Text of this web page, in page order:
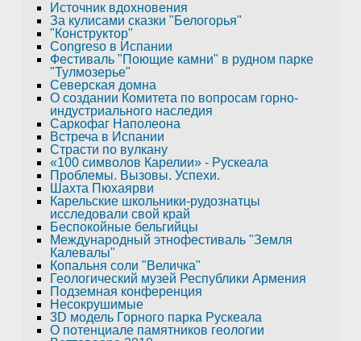
Источник вдохновения
За кулисами сказки "Белогорья"
"Конструктор"
Congreso в Испании
Фестиваль "Поющие камни" в рудном парке
"Тулмозерье"
Северская домна
О создании Комитета по вопросам горно-
индустриального наследия
Саркофаг Наполеона
Встреча в Испании
Страсти по вулкану
«100 символов Карелии» - Рускеала
Проблемы. Вызовы. Успехи.
Шахта Пюхаярви
Карельские школьники-рудознатцы
исследовали свой край
Беспокойные бельгийцы
Международный этнофестиваль "Земля
Калевалы"
Копальня соли "Величка"
Геологический музей Республики Армения
Подземная конференция
Несокрушимые
3D модель Горного парка Рускеала
О потенциале памятников геологии